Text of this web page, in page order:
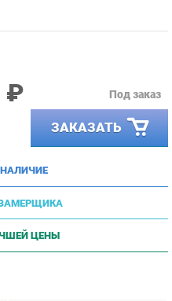
ЗАКАЗАТЬ
ЦЕНЫ